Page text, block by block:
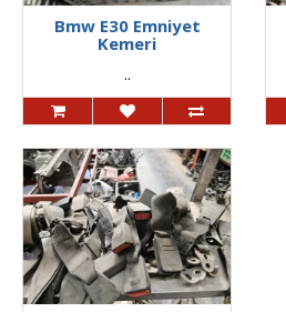
Bmw E30 Emniyet
Kemeri
..